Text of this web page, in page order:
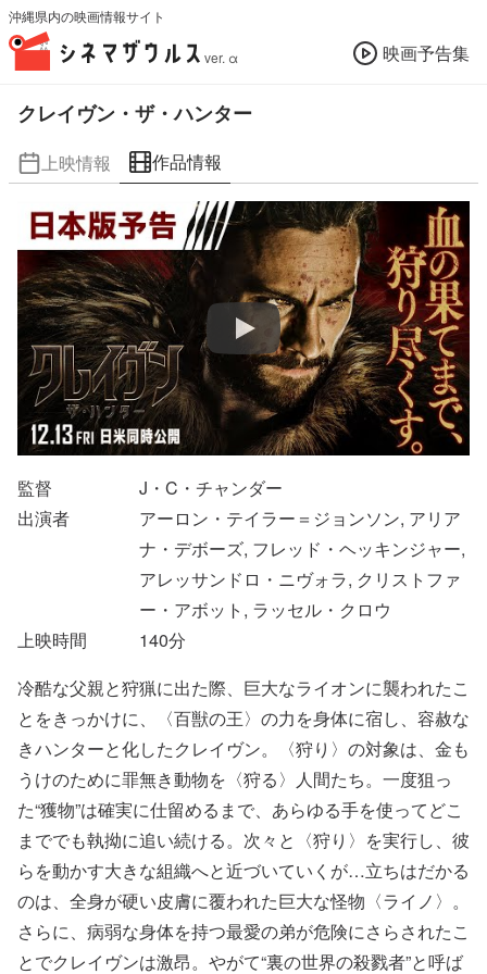
沖縄県内の映画情報サイト
ver. α 映画予告集
クレイヴン・ザ・ハンター
上映情報 作品情報
監督
J・C・チャンダー
出演者
アーロン・テイラー＝ジョンソン, アリア
ナ・デボーズ, フレッド・ヘッキンジャー,
アレッサンドロ・ニヴォラ, クリストファ
ー・アボット, ラッセル・クロウ
上映時間
140分
冷酷な父親と狩猟に出た際、巨大なライオンに襲われたこ
とをきっかけに、〈百獣の王〉の力を身体に宿し、容赦な
きハンターと化したクレイヴン。〈狩り〉の対象は、金も
うけのために罪無き動物を〈狩る〉人間たち。一度狙っ
た“獲物”は確実に仕留めるまで、あらゆる手を使ってどこ
まででも執拗に追い続ける。次々と〈狩り〉を実行し、彼
らを動かす大きな組織へと近づいていくが…立ちはだかる
のは、全身が硬い皮膚に覆われた巨大な怪物〈ライノ〉。
さらに、病弱な身体を持つ最愛の弟が危険にさらされたこ
とでクレイヴンは激昂。やがて“裏の世界の殺戮者”と呼ば